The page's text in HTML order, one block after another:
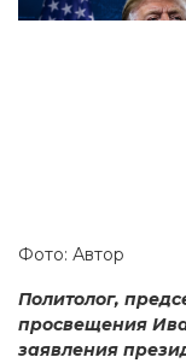
Фото: Автор
Политолог,
просвещения
заявления